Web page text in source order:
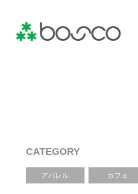
CATEGORY
アパレル カフェ